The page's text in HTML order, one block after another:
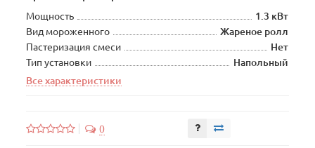
Мощность
1.3 кВт
Вид мороженного
Жареное ролл
Пастеризация смеси
Нет
Тип установки
Напольный
Все характеристики
0